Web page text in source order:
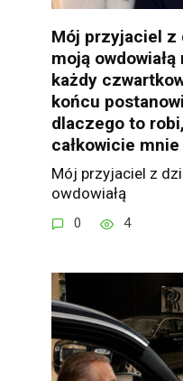
Mój przyjaciel z
moją
każdy
końcu
dlaczego to
całkowicie
Mój przyjaciel z
owdowiałą
0 4